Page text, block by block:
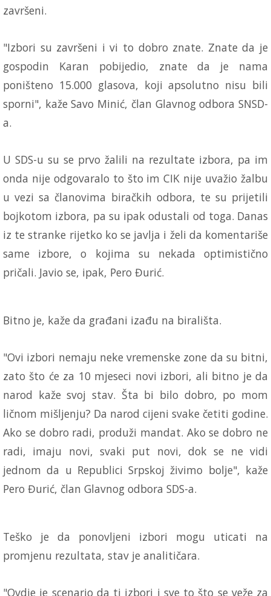
završeni.
"Izbori su završeni i vi to dobro znate. Znate da je
gospodin Karan pobijedio, znate da je nama
poništeno 15.000 glasova, koji apsolutno nisu bili
sporni", kaže Savo Minić, član Glavnog odbora SNSD-
a.
U SDS-u su se prvo žalili na rezultate izbora, pa im
onda nije odgovaralo to što im CIK nije uvažio žalbu
u vezi sa članovima biračkih odbora, te su prijetili
bojkotom izbora, pa su ipak odustali od toga. Danas
iz te stranke rijetko ko se javlja i želi da komentariše
same izbore, o kojima su nekada optimistično
pričali. Javio se, ipak, Pero Đurić.
Bitno je, kaže da građani izađu na birališta.
"Ovi izbori nemaju neke vremenske zone da su bitni,
zato što će za 10 mjeseci novi izbori, ali bitno je da
narod kaže svoj stav. Šta bi bilo dobro, po mom
ličnom mišljenju? Da narod cijeni svake četiti godine.
Ako se dobro radi, produži mandat. Ako se dobro ne
radi, imaju novi, svaki put novi, dok se ne vidi
jednom da u Republici Srpskoj živimo bolje", kaže
Pero Đurić, član Glavnog odbora SDS-a.
Teško je da ponovljeni izbori mogu uticati na
promjenu rezultata, stav je analitičara.
"Ovdje je scenario da ti izbori i sve to što se veže za